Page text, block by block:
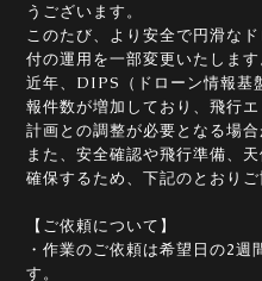
うございます。
このたび、より安全で円滑な
付の運用を一部変更いたします
近年、DIPS（ドローン情報基
報件数が増加しており、飛行
計画との調整が必要となる場合
また、安全確認や飛行準備、
確保するため、下記のとおりご
【ご依頼について】
・作業のご依頼は希望日の2週
す。